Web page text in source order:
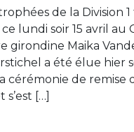
de la Division
lundi soir 15 avril au
girondine Maika
a été élue hier
cérémonie de remise
[…]